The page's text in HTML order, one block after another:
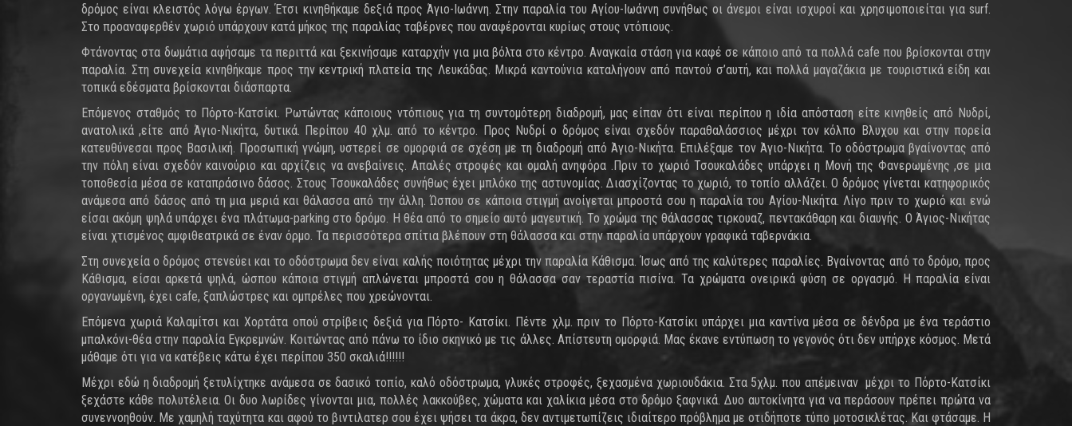
δρόμος είναι κλειστός λόγω έργων. Έτσι κινηθήκαμε δεξιά προς Άγιο-Ιωάννη. Στην παραλία του Αγίου-Ιωάννη συνήθως οι άνεμοι είναι ισχυροί και χρησιμοποιείται για surf.
Στο προαναφερθέν χωριό υπάρχουν κατά μήκος της παραλίας ταβέρνες που αναφέρονται κυρίως στους ντόπιους.
Φτάνοντας στα δωμάτια αφήσαμε τα περιττά και ξεκινήσαμε καταρχήν για μια βόλτα στο κέντρο. Αναγκαία στάση για καφέ σε κάποιο από τα πολλά cafe που βρίσκονται στην
παραλία. Στη συνεχεία κινηθήκαμε προς την κεντρική πλατεία της Λευκάδας. Μικρά καντούνια καταλήγουν από παντού σ’αυτή, και πολλά μαγαζάκια με τουριστικά είδη και
τοπικά εδέσματα βρίσκονται διάσπαρτα.
Επόμενος σταθμός το Πόρτο-Κατσίκι. Ρωτώντας κάποιους ντόπιους για τη συντομότερη διαδρομή, μας είπαν ότι είναι περίπου η ιδία απόσταση είτε κινηθείς από Νυδρί,
ανατολικά ,είτε από Άγιο-Νικήτα, δυτικά. Περίπου 40 χλμ. από το κέντρο. Προς Νυδρί ο δρόμος είναι σχεδόν παραθαλάσσιος μέχρι τον κόλπο Βλυχου και στην πορεία
κατευθύνεσαι προς Βασιλική. Προσωπική γνώμη, υστερεί σε ομορφιά σε σχέση με τη διαδρομή από Άγιο-Νικήτα. Επιλέξαμε τον Άγιο-Νικήτα. Το οδόστρωμα βγαίνοντας από
την πόλη είναι σχεδόν καινούριο και αρχίζεις να ανεβαίνεις. Απαλές στροφές και ομαλή ανηφόρα .Πριν το χωριό Τσουκαλάδες υπάρχει η Μονή της Φανερωμένης ,σε μια
τοποθεσία μέσα σε καταπράσινο δάσος. Στους Τσουκαλάδες συνήθως έχει μπλόκο της αστυνομίας. Διασχίζοντας το χωριό, το τοπίο αλλάζει. Ο δρόμος γίνεται κατηφορικός
ανάμεσα από δάσος από τη μια μεριά και θάλασσα από την άλλη. Ώσπου σε κάποια στιγμή ανοίγεται μπροστά σου η παραλία του Αγίου-Νικήτα. Λίγο πριν το χωριό και ενώ
είσαι ακόμη ψηλά υπάρχει ένα πλάτωμα-parking στο δρόμο. Η θέα από το σημείο αυτό μαγευτική. Το χρώμα της θάλασσας τιρκουαζ, πεντακάθαρη και διαυγής. Ο Άγιος-Νικήτας
είναι χτισμένος αμφιθεατρικά σε έναν όρμο. Τα περισσότερα σπίτια βλέπουν στη θάλασσα και στην παραλία υπάρχουν γραφικά ταβερνάκια.
Στη συνεχεία ο δρόμος στενεύει και το οδόστρωμα δεν είναι καλής ποιότητας μέχρι την παραλία Κάθισμα. Ίσως από της καλύτερες παραλίες. Βγαίνοντας από το δρόμο, προς
Κάθισμα, είσαι αρκετά ψηλά, ώσπου κάποια στιγμή απλώνεται μπροστά σου η θάλασσα σαν τεραστία πισίνα. Τα χρώματα ονειρικά φύση σε οργασμό. Η παραλία είναι
οργανωμένη, έχει cafe, ξαπλώστρες και ομπρέλες που χρεώνονται.
Επόμενα χωριά Καλαμίτσι και Χορτάτα οπού στρίβεις δεξιά για Πόρτο- Κατσίκι. Πέντε χλμ. πριν το Πόρτο-Κατσίκι υπάρχει μια καντίνα μέσα σε δένδρα με ένα τεράστιο
μπαλκόνι-θέα στην παραλία Εγκρεμνών. Κοιτώντας από πάνω το ίδιο σκηνικό με τις άλλες. Απίστευτη ομορφιά. Μας έκανε εντύπωση το γεγονός ότι δεν υπήρχε κόσμος. Μετά
μάθαμε ότι για να κατέβεις κάτω έχει περίπου 350 σκαλιά!!!!!!
Μέχρι εδώ η διαδρομή ξετυλίχτηκε ανάμεσα σε δασικό τοπίο, καλό οδόστρωμα, γλυκές στροφές, ξεχασμένα χωριουδάκια. Στα 5χλμ. που απέμειναν μέχρι το Πόρτο-Κατσίκι
ξεχάστε κάθε πολυτέλεια. Οι δυο λωρίδες γίνονται μια, πολλές λακκούβες, χώματα και χαλίκια μέσα στο δρόμο ξαφνικά. Δυο αυτοκίνητα για να περάσουν πρέπει πρώτα να
συνεννοηθούν. Με χαμηλή ταχύτητα και αφού το βιντιλατερ σου έχει ψήσει τα άκρα, δεν αντιμετωπίζεις ιδιαίτερο πρόβλημα με οτιδήποτε τύπο μοτοσικλέτας. Και φτάσαμε. Η